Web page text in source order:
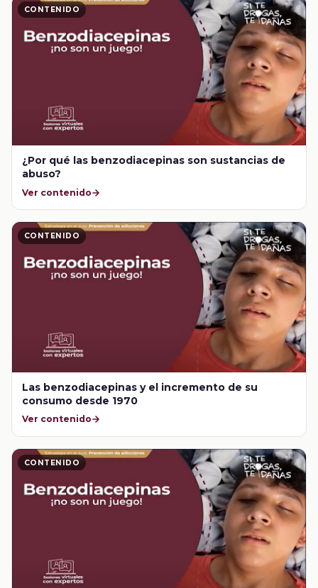
CONTENIDO
¿Por qué las benzodiacepinas son sustancias de
abuso?
Ver contenido
CONTENIDO
Las benzodiacepinas y el incremento de su
consumo desde 1970
Ver contenido
CONTENIDO